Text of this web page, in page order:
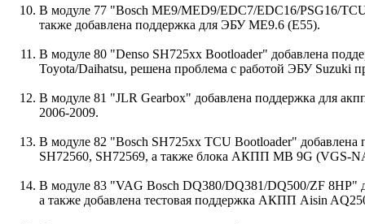
В модуле 77 "Bosch ME9/MED9/EDC7/EDC16/PSG16/
также добавлена поддержка для ЭБУ ME9.6 (E55).
В модуле 80 "Denso SH725xx Bootloader" добавлена
Toyota/Daihatsu, решена проблема с работой ЭБУ Suzuki
В модуле 81 "JLR Gearbox" добавлена поддержка для
2006-2009.
В модуле 82 "Bosch SH725xx TCU Bootloader" добавлена
SH72560, SH72569, а также блока АКПП MB 9G (VGS-
В модуле 83 "VAG Bosch DQ380/DQ381/DQ500/ZF
а также добавлена тестовая поддержка АКПП Aisin